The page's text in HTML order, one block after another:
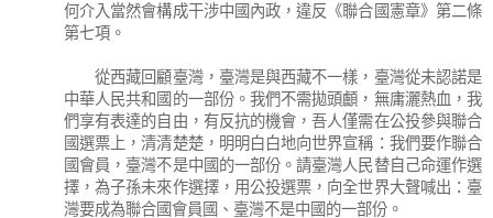
何介入當然會構成干涉中國內政，違反《聯合國憲章》第二條
第七項。
從西藏回顧臺灣，臺灣是與西藏不一樣，臺灣從未認諾是
中華人民共和國的一部份。我們不需拋頭顱，無庸灑熱血，我
們享有表達的自由，有反抗的機會，吾人僅需在公投參與聯合
國選票上，清清楚楚，明明白白地向世界宣稱：我們要作聯合
國會員，臺灣不是中國的一部份。請臺灣人民替自己命運作選
擇，為子孫未來作選擇，用公投選票，向全世界大聲喊出：臺
灣要成為聯合國會員國、臺灣不是中國的一部份。